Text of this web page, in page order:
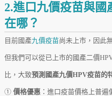
2.進口九價疫苗與國
在哪？
目前國產九價疫苗尚未上市，因此
但我們可以從已上市的國產二價
比，大致預測國產九價HPV疫苗的
① 價格優惠：進口疫苗價格上普遍